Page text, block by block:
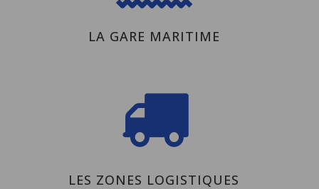
LA GARE MARITIME
LES ZONES LOGISTIQUES